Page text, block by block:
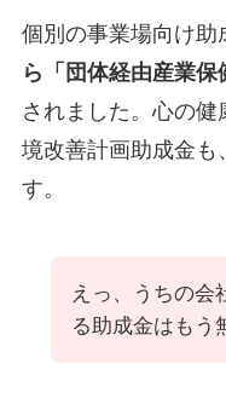
個別の事業場向け助
ら「団体経由産業
されました。心の
境改善計画助成金も
す。
えっ、うちの会
る助成金はもう